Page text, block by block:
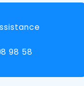
98 58